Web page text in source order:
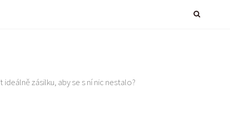
zásilku, aby se s ní nic nestalo?